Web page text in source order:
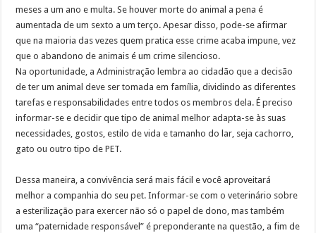
meses a um ano e multa. Se houver morte do animal a pena é
aumentada de um sexto a um terço. Apesar disso, pode-se afirmar
que na maioria das vezes quem pratica esse crime acaba impune, vez
que o abandono de animais é um crime silencioso.
Na oportunidade, a Administração lembra ao cidadão que a decisão
de ter um animal deve ser tomada em família, dividindo as diferentes
tarefas e responsabilidades entre todos os membros dela. É preciso
informar-se e decidir que tipo de animal melhor adapta-se às suas
necessidades, gostos, estilo de vida e tamanho do lar, seja cachorro,
gato ou outro tipo de PET.
Dessa maneira, a convivência será mais fácil e você aproveitará
melhor a companhia do seu pet. Informar-se com o veterinário sobre
a esterilização para exercer não só o papel de dono, mas também
uma “paternidade responsável” é preponderante na questão, a fim de